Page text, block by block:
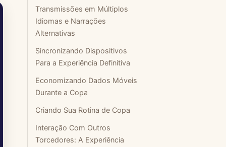
Transmissões em Múltiplos
Idiomas e Narrações
Alternativas
Sincronizando Dispositivos
Para a Experiência Definitiva
Economizando Dados Móveis
Durante a Copa
Criando Sua Rotina de Copa
Interação Com Outros
Torcedores: A Experiência